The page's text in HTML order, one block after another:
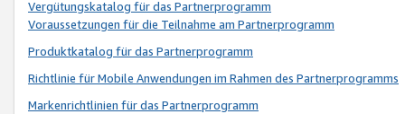
Vergütungskatalog für das Partnerprogramm
Voraussetzungen für die Teilnahme am Partnerprogramm
Produktkatalog für das Partnerprogramm
Richtlinie für Mobile Anwendungen im Rahmen des Partnerprogramms
Markenrichtlinien für das Partnerprogramm